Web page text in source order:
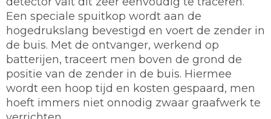
Een speciale spuitkop wordt aan de
hogedrukslang bevestigd en voert de zender in
de buis. Met de ontvanger, werkend op
batterijen, traceert men boven de grond de
positie van de zender in de buis. Hiermee
wordt een hoop tijd en kosten gespaard, men
hoeft immers niet onnodig zwaar graafwerk te